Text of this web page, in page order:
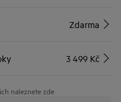
Zdarma
3 499 Kč
naleznete zde